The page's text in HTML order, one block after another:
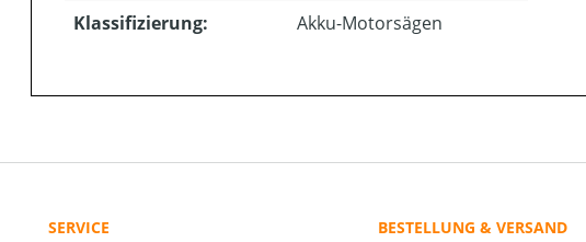
Klassifizierung:
Akku-Motorsägen
SERVICE
BESTELLUNG & VERSAND